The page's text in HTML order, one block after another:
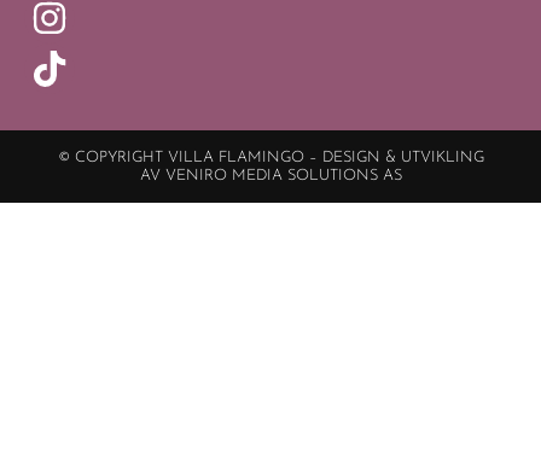
© COPYRIGHT VILLA FLAMINGO – DESIGN & UTVIKLING
AV VENIRO MEDIA SOLUTIONS AS